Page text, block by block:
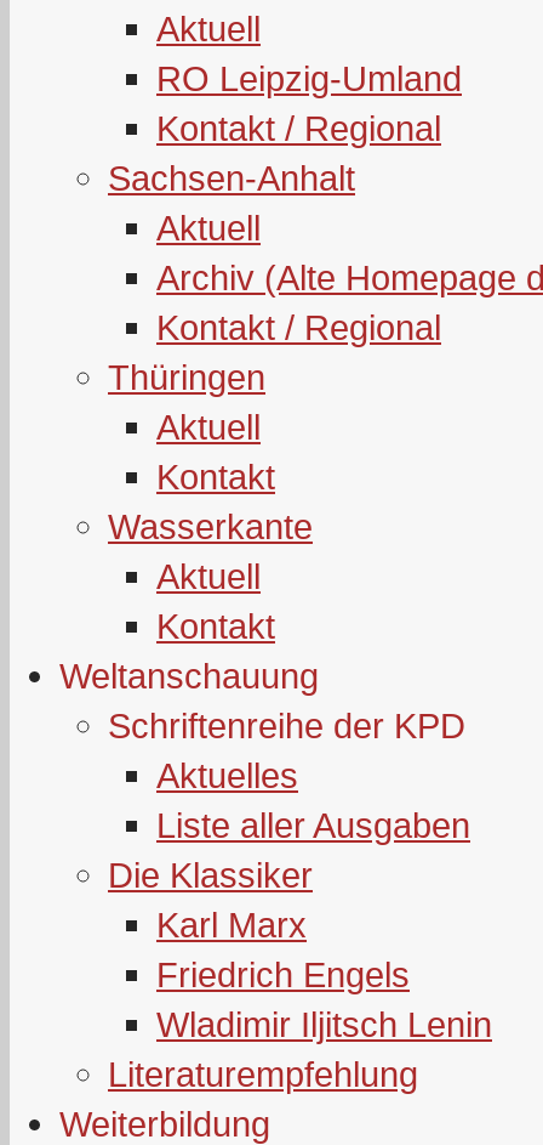
Aktuell
RO Leipzig-Umland
Kontakt / Regional
Sachsen-Anhalt
Aktuell
Archiv (Alte Homepage
Kontakt / Regional
Thüringen
Aktuell
Kontakt
Wasserkante
Aktuell
Kontakt
Weltanschauung
Schriftenreihe der KPD
Aktuelles
Liste aller Ausgaben
Die Klassiker
Karl Marx
Friedrich Engels
Wladimir Iljitsch Lenin
Literaturempfehlung
Weiterbildung